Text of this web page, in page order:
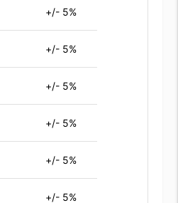
+/- 5%
+/- 5%
+/- 5%
+/- 5%
+/- 5%
+/- 5%